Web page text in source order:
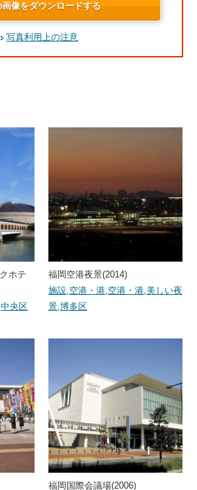
画像をダウンロードする
写真利用上の注意
ホテ
中央区
福岡空港夜景(2014)
施設,空港・港,空港・港,美しい夜
景,博多区
福岡国際会議場(2006)